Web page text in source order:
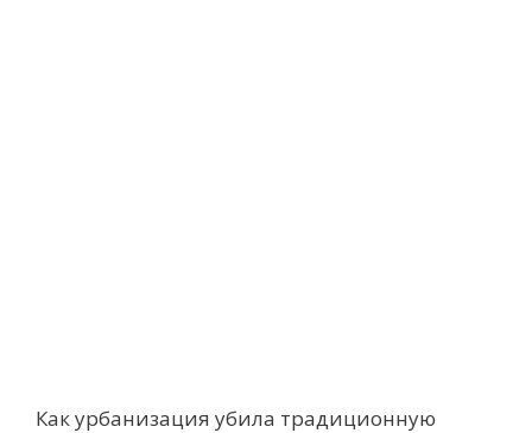
Как урбанизация убила традиционную